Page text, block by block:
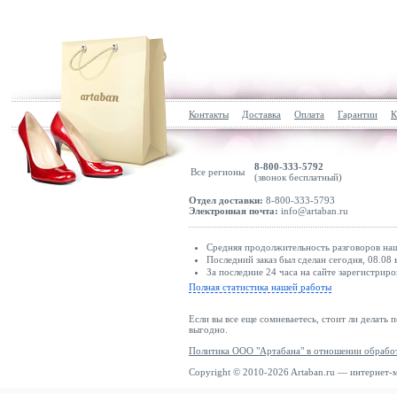
Контакты Доставка Оплата Гарантии
Все регионы
8-800-333-5792
(звонок бесплатный)
Отдел доставки: 8-800-333-5793
Электронная почта: info@artaban.ru
Средняя продолжительность разговоров
Последний заказ был сделан сегодня,
За последние 24 часа на сайте
Полная статистика нашей работы
Если вы все еще сомневаетесь, стоит ли делать
выгодно.
Политика ООО "Артабана" в отношении
Copyright © 2010-2026 Artaban.ru — интернет-